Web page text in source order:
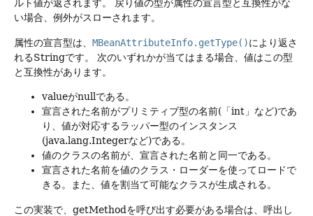
ルト値が返されます。
戻り値の型が属性の宣言型と互換性がな
い場合、例外がスローされます。
属性の宣言型は、 MBeanAttributeInfo.getType()により返さ
れるStringです。
次のいずれかが当てはまる場合、値はこの型
と互換性があります。
valueがnullである。
宣言された名前がプリミティブ型の名前(「int」など)であ
り、値が対応するラッパー型のインスタンス
(java.lang.Integerなど)である。
値のクラスの名前が、宣言された名前と同一である。
宣言された名前を値のクラス・ローダーを使ってロードで
きる。また、値を割当て可能なクラスが生成される。
この実装で、getMethodを呼び出す必要がある場合は、呼出し